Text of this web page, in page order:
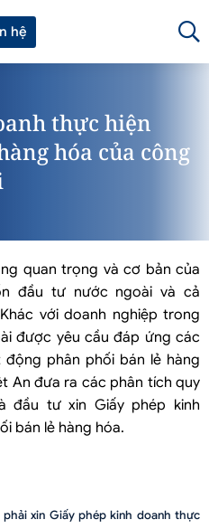
hệ
thực hiện
hóa của công
quan trọng và cơ bản của
đầu tư nước ngoài và cả
với doanh nghiệp trong
được yêu cầu đáp ứng các
phân phối bán lẻ hàng
An đưa ra các phân tích quy
đầu tư xin Giấy phép kinh
bán lẻ hàng hóa.
xin Giấy phép kinh doanh thực